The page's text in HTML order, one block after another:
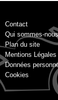
Contact
Qui sommes-
Plan du site
Mentions Légales
Données
Cookies